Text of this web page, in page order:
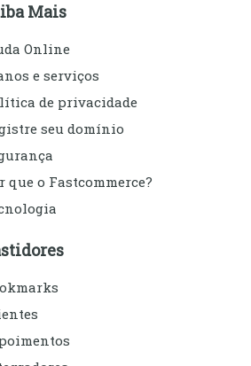
Mais
Online
e serviços
de privacidade
seu domínio
que o Fastcommerce?